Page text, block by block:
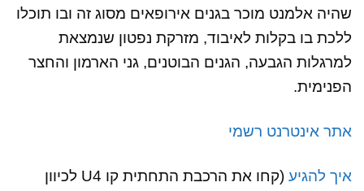
שהיה אלמנט מוכר בגנים אירופאים מסוג זה ובו תוכלו
ללכת בו בקלות לאיבוד, מזרקת נפטון שנמצאת
למרגלות הגבעה, הגנים הבוטנים, גני הארמון והחצר
הפנימית.
אתר אינטרנט רשמי
איך להגיע
(קחו את הרכבת התחתית קו U4 לכיוון